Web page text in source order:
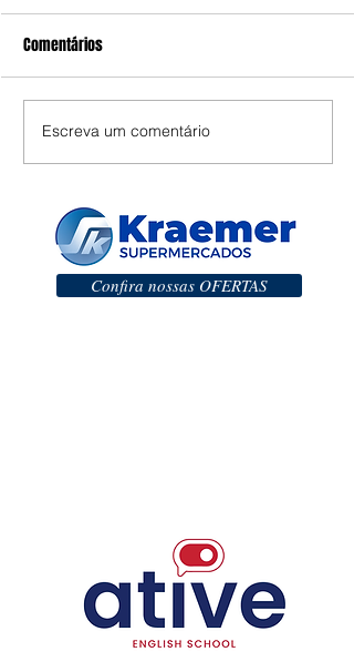
Comentários
Escreva um comentário
Confira nossas OFERTAS